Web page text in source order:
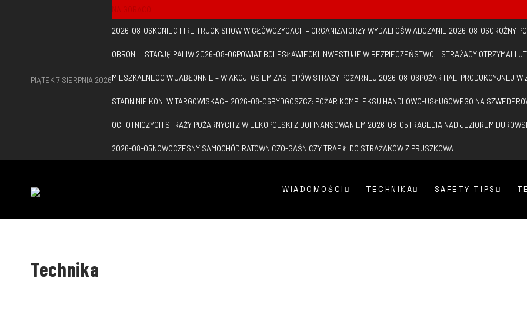
PIĄTEK 7 SIERPNIA 2026
NA GORĄCO
2026-08-06KONIEC FIRE TRUCK SHOW W GŁÓWCZYCACH – ORGANIZATORZY WYDALI OŚWIADCZANIE 2026-08-06GROŹNY
OBRONILI STACJĘ PALIW 2026-08-06POWIAT BOLESŁAWIECKI INWESTUJE W BEZPIECZEŃSTWO – STRAŻACY OTRZYMALI
MIESZKALNEGO W JABŁONNIE – W AKCJI OSIEM ZASTĘPÓW STRAŻY POŻARNEJ 2026-08-06POŻAR HALI PRODUKCYJNEJ W
STADNINIE KONI W TARGOWISKACH 2026-08-06BYDGOSZCZ: POŻAR KOMPLEKSU HANDLOWO-USŁUGOWEGO NA
OCHOTNICZYCH STRAŻY POŻARNYCH Z WIELKOPOLSKI Z DOFINANSOWANIEM 2026-08-05TRAGEDIA NAD JEZIOREM
2026-08-05NOWOCZESNY SAMOCHÓD RATOWNICZO-GAŚNICZY TRAFIŁ DO STRAŻAKÓW Z PRUSZKOWA
WIADOMOŚCI TECHNIKA SAFETY TIPS
Technika